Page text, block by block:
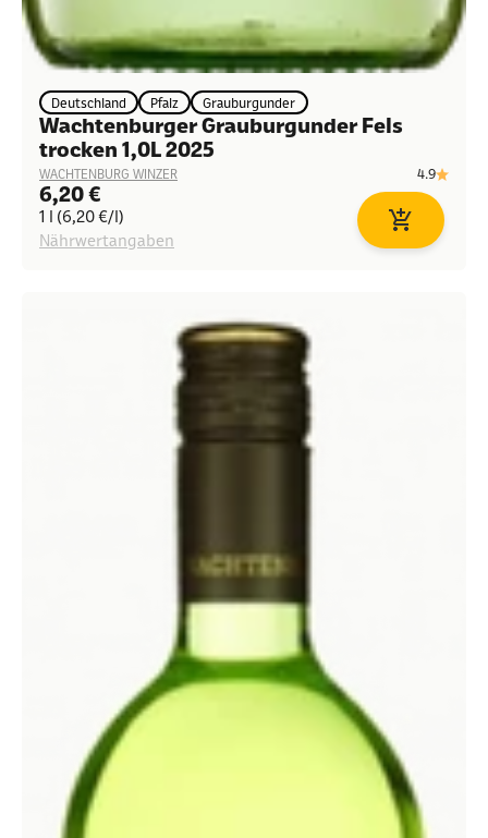
Deutschland Pfalz Grauburgunder
Wachtenburger Grauburgunder Fels
trocken 1,0L 2025
WACHTENBURG WINZER 4.9
Angebot
6,20 €
1 l (6,20 €/l)
Nährwertangaben
In den